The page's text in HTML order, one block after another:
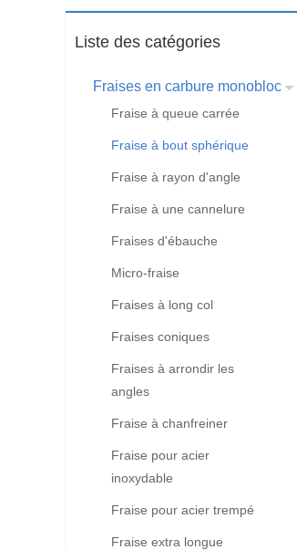
Liste des catégories
Fraises en carbure monobloc
Fraise à queue carrée
Fraise à bout sphérique
Fraise à rayon d'angle
Fraise à une cannelure
Fraises d'ébauche
Micro-fraise
Fraises à long col
Fraises coniques
Fraises à arrondir les
angles
Fraise à chanfreiner
Fraise pour acier
inoxydable
Fraise pour acier trempé
Fraise extra longue